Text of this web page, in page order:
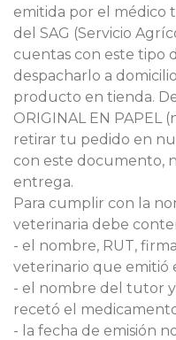
emitida por el médico
del SAG (Servicio
cuentas con este tipo
despacharlo a
producto en tienda.
ORIGINAL EN PAPEL
retirar tu pedido en
con este documento,
entrega.
Para cumplir con la
veterinaria debe
- el nombre, RUT,
veterinario que emitió
- el nombre del tutor y
recetó el
- la fecha de emisión